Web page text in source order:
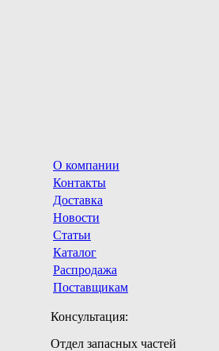
О компании
Контакты
Доставка
Новости
Статьи
Каталог
Распродажа
Поставщикам
Консультация:
Отдел запасных частей